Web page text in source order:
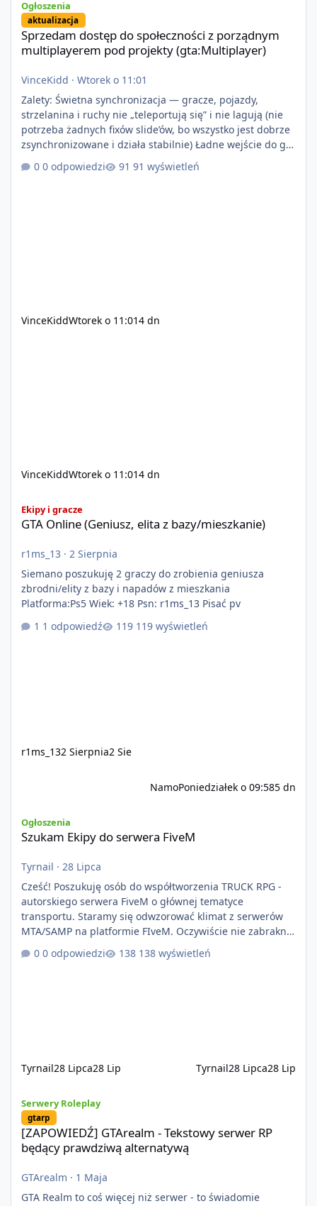
Ogłoszenia
aktualizacja
Sprzedam dostęp do społeczności z porządnym
multiplayerem pod projekty (gta:Multiplayer)
VinceKidd · Wtorek o 11:01
Zalety: Świetna synchronizacja — gracze, pojazdy,
strzelanina i ruchy nie „teleportują się” i nie lagują (nie
potrzeba żadnych fixów slide’ów, bo wszystko jest dobrze
zsynchronizowane i działa stabilnie) Ładne wejście do gry
+ solidny antycheat na poziomie multiplayera Wygodne
pisanie własnych modów i skryptów (wsparcie C# / JS /
0 odpowiedzi 91 wyświetleń
VinceKiddWtorek o 11:014 dn
VinceKiddWtorek o 11:014 dn
Ekipy i gracze
GTA Online (Geniusz, elita z bazy/mieszkanie)
r1ms_13 · 2 Sierpnia
Siemano poszukuję 2 graczy do zrobienia geniusza
zbrodni/elity z bazy i napadów z mieszkania
Platforma:Ps5 Wiek: +18 Psn: r1ms_13 Pisać pv
1 odpowiedź
119 wyświetleń
r1ms_132 Sierpnia2 Sie
NamoPoniedziałek o 09:585 dn
Ogłoszenia
Szukam Ekipy do serwera FiveM
Tyrnail · 28 Lipca
Cześć! Poszukuję osób do współtworzenia TRUCK RPG -
autorskiego serwera FiveM o głównej tematyce
transportu. Staramy się odwzorować klimat z serwerów
MTA/SAMP na platformie FIveM. Oczywiście nie zabraknie
kontentu dla graczy którzy chcą robić coś innego niż
jeździć ciężarówką. Projekt tworzony jest od podstaw z
0 odpowiedzi 138 wyświetleń
Tyrnail28 Lipca28 Lip Tyrnail28 Lipca28 Lip
Serwery Roleplay
gtarp
[ZAPOWIEDŹ] GTArealm - Tekstowy serwer RP
będący prawdziwą alternatywą
GTArealm · 1 Maja
GTA Realm to coś więcej niż serwer - to świadomie